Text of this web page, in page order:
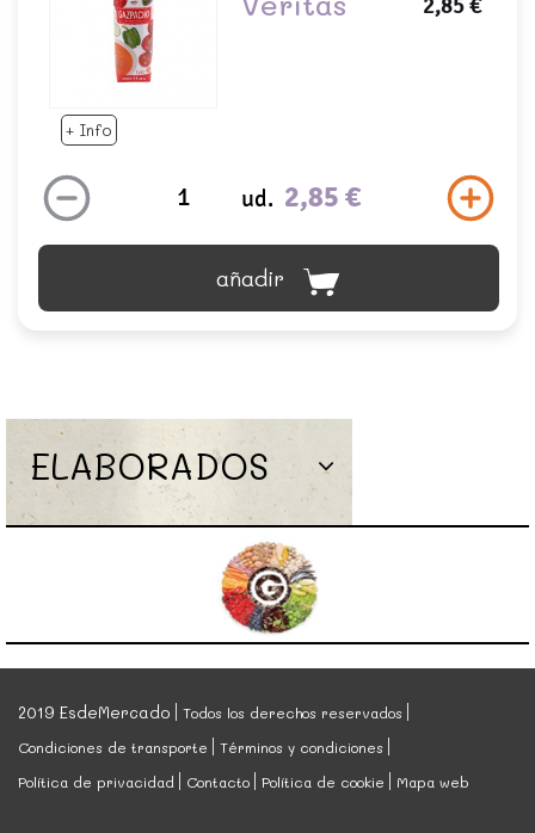
+ Info
2,85 €
ud. 2,85 €
añadir
ELABORADOS
2019 EsdeMercado
Todos los derechos reservados
Condiciones de transporte
Términos y condiciones
Política de privacidad
Contacto Política de cookie Mapa web